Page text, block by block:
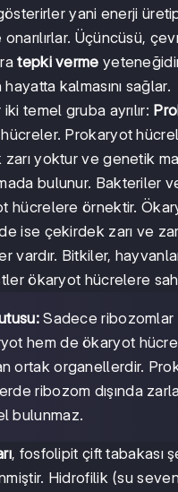
yani enerji
Üçüncüsü,
tepki verme
hayatta kalmasını sağlar.
temel gruba ayrılır:
Prokaryot
yoktur ve genetik
bulunur. Bakteriler
hücrelere örnektir.
ise çekirdek zarı ve
vardır. Bitkiler,
ökaryot hücrelere
Sadece ribozomlar
hem de ökaryot
ortak organellerdir.
ribozom dışında
bulunmaz.
, fosfolipit çift tabakası
Hidrofilik (su